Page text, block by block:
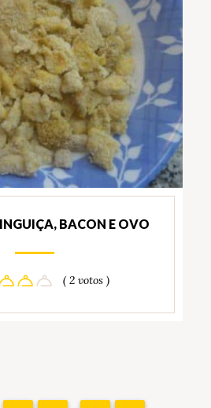
BACON E OVO
( 2 votos )